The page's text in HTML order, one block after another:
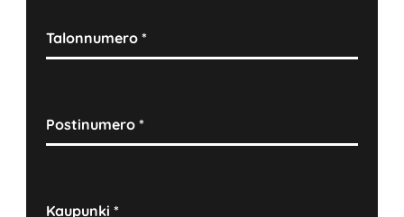
Talonnumero*
Postinumero*
Kaupunki*